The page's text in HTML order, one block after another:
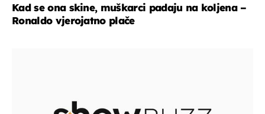
Kad se ona skine, muškarci padaju na koljena –
Ronaldo vjerojatno plače